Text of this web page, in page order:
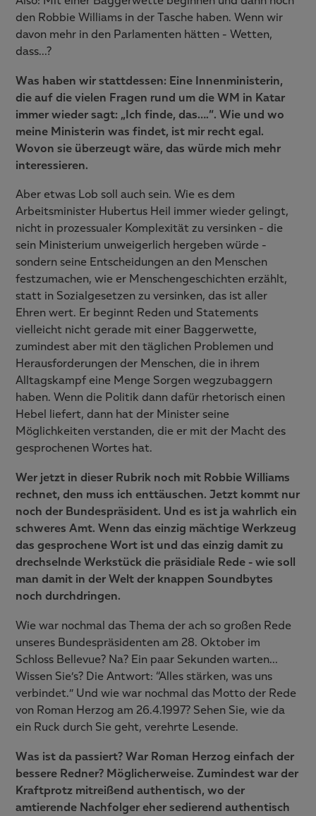
den Robbie Williams in der Tasche haben. Wenn wir
davon mehr in den Parlamenten hätten - Wetten,
dass…?
Was haben wir stattdessen: Eine Innenministerin,
die auf die vielen Fragen rund um die WM in Katar
immer wieder sagt: „Ich finde, das….“. Wie und wo
meine Ministerin was findet, ist mir recht egal.
Wovon sie überzeugt wäre, das würde mich mehr
interessieren.
Aber etwas Lob soll auch sein. Wie es dem
Arbeitsminister Hubertus Heil immer wieder gelingt,
nicht in prozessualer Komplexität zu versinken - die
sein Ministerium unweigerlich hergeben würde -
sondern seine Entscheidungen an den Menschen
festzumachen, wie er Menschengeschichten erzählt,
statt in Sozialgesetzen zu versinken, das ist aller
Ehren wert. Er beginnt Reden und Statements
vielleicht nicht gerade mit einer Baggerwette,
zumindest aber mit den täglichen Problemen und
Herausforderungen der Menschen, die in ihrem
Alltagskampf eine Menge Sorgen wegzubaggern
haben. Wenn die Politik dann dafür rhetorisch einen
Hebel liefert, dann hat der Minister seine
Möglichkeiten verstanden, die er mit der Macht des
gesprochenen Wortes hat.
Wer jetzt in dieser Rubrik noch mit Robbie Williams
rechnet, den muss ich enttäuschen. Jetzt kommt nur
noch der Bundespräsident. Und es ist ja wahrlich ein
schweres Amt. Wenn das einzig mächtige Werkzeug
das gesprochene Wort ist und das einzig damit zu
drechselnde Werkstück die präsidiale Rede - wie soll
man damit in der Welt der knappen Soundbytes
noch durchdringen.
Wie war nochmal das Thema der ach so großen Rede
unseres Bundespräsidenten am 28. Oktober im
Schloss Bellevue? Na? Ein paar Sekunden warten…
Wissen Sie’s? Die Antwort: “Alles stärken, was uns
verbindet.” Und wie war nochmal das Motto der Rede
von Roman Herzog am 26.4.1997? Sehen Sie, wie da
ein Ruck durch Sie geht, verehrte Lesende.
Was ist da passiert? War Roman Herzog einfach der
bessere Redner? Möglicherweise. Zumindest war der
Kraftprotz mitreißend authentisch, wo der
amtierende Nachfolger eher sedierend authentisch